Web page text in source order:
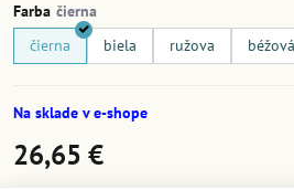
Farba
čierna
biela ružova béžová
Na sklade v e-shope
26,65 €